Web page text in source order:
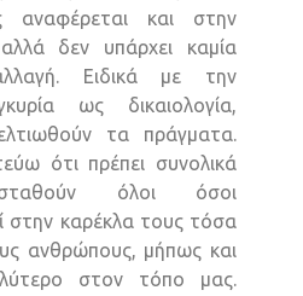
αναφέρεται και στην
δεν υπάρχει καμία
Ειδικά με την
ως δικαιολογία,
τα πράγματα.
ότι πρέπει συνολικά
όλοι όσοι
στην καρέκλα τους τόσα
ανθρώπους, μήπως και
στον τόπο μας.